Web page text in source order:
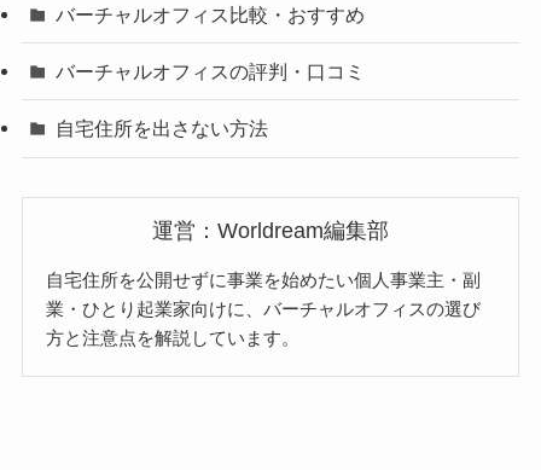
バーチャルオフィス比較・おすすめ
バーチャルオフィスの評判・口コミ
自宅住所を出さない方法
運営：Worldream編集部
自宅住所を公開せずに事業を始めたい個人事業主・副
業・ひとり起業家向けに、バーチャルオフィスの選び
方と注意点を解説しています。